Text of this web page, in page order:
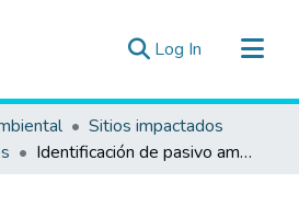
Log In (current)
Sitios impactados
Identificación de pasivo ambiental del subsector hidrocarburos con código de Ficha OEFA F01799, ubicado en el Lote VII/VI (ex Lote VI), en el distrito de Pariñas de la provincia Talara del departamento de Piura